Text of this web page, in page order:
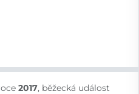
2017, běžecká událost